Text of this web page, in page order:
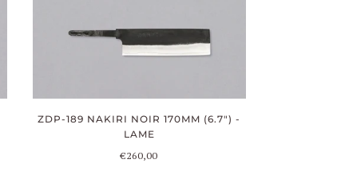
ZDP-189 NAKIRI NOIR 170MM (6.7") -
LAME
€260,00